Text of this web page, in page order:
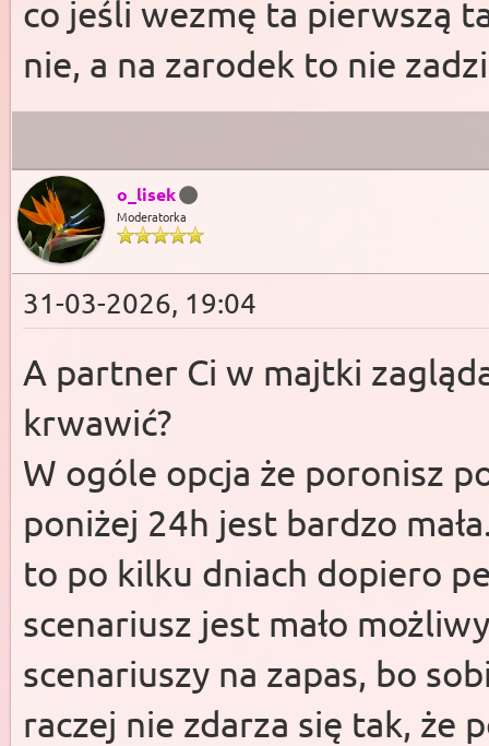
co jeśli wezmę ta pierwszą
nie, a na zarodek to nie
o_lisek
Moderatorka
31-03-2026, 19:04
A partner Ci w majtki
krwawić?
W ogóle opcja że poronisz
poniżej 24h jest bardzo
to po kilku dniach dopiero
scenariusz jest mało
scenariuszy na zapas, bo
raczej nie zdarza się tak, że